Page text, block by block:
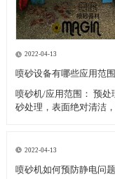
2022-04-13
喷砂设备有哪些应用范围
喷砂机/应用范围： 预处理： 电镀、喷漆、喷涂等所有被覆盖加工前喷
砂处理，表面绝对清洁
件翻新：
2022-04-13
喷砂机如何预防静电问题